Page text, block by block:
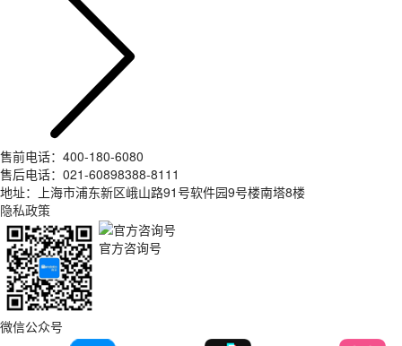
售前电话：400-180-6080
售后电话：021-60898388-8111
地址：上海市浦东新区峨山路91号软件园9号楼南塔8楼
隐私政策
微信公众号
官方咨询号